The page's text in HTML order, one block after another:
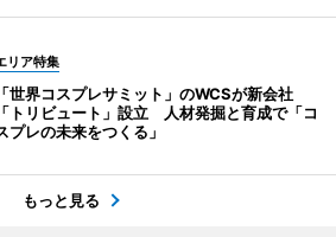
リア特集
「世界コスプレサミット」のWCSが新会社
「トリビュート」設立 人材発掘と育成で「コ
プレの未来をつくる」
もっと見る